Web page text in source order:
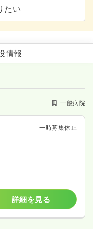
たい
病院
情報
一般病院
一時募集休止
詳細を見る